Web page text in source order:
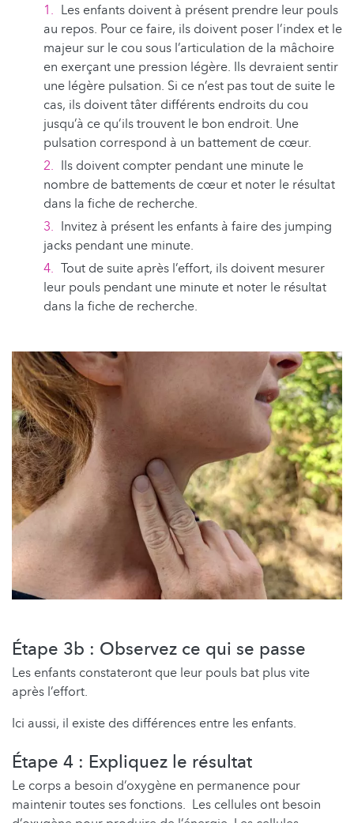
Les enfants doivent à présent prendre leur pouls
au repos. Pour ce faire, ils doivent poser l’index et le
majeur sur le cou sous l’articulation de la mâchoire
en exerçant une pression légère. Ils devraient sentir
une légère pulsation. Si ce n’est pas tout de suite le
cas, ils doivent tâter différents endroits du cou
jusqu’à ce qu’ils trouvent le bon endroit. Une
pulsation correspond à un battement de cœur.
Ils doivent compter pendant une minute le
nombre de battements de cœur et noter le résultat
dans la fiche de recherche.
Invitez à présent les enfants à faire des jumping
jacks pendant une minute.
Tout de suite après l’effort, ils doivent mesurer
leur pouls pendant une minute et noter le résultat
dans la fiche de recherche.
Étape 3b : Observez ce qui se passe
Les enfants constateront que leur pouls bat plus vite
après l’effort.
Ici aussi, il existe des différences entre les enfants.
Étape 4 : Expliquez le résultat
Le corps a besoin d’oxygène en permanence pour
maintenir toutes ses fonctions. Les cellules ont besoin